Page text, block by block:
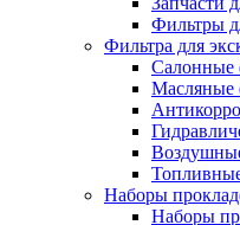
Фильтры
Фильтра для
Салонные
Масляные
Наборы
Наборы